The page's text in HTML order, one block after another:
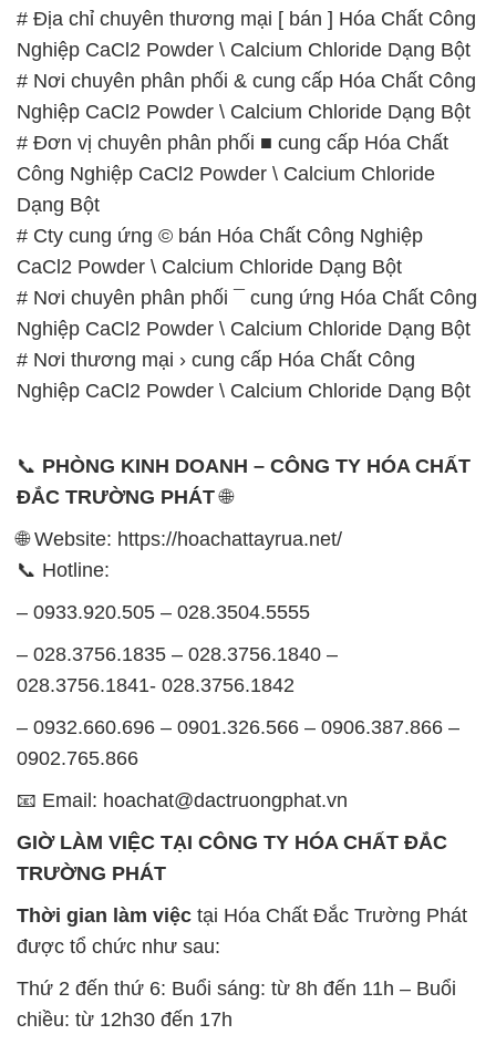
# Địa chỉ chuyên thương mại [ bán ] Hóa Chất Công
Nghiệp CaCl2 Powder \ Calcium Chloride Dạng Bột
# Nơi chuyên phân phối & cung cấp Hóa Chất Công
Nghiệp CaCl2 Powder \ Calcium Chloride Dạng Bột
# Đơn vị chuyên phân phối ■ cung cấp Hóa Chất
Công Nghiệp CaCl2 Powder \ Calcium Chloride
Dạng Bột
# Cty cung ứng © bán Hóa Chất Công Nghiệp
CaCl2 Powder \ Calcium Chloride Dạng Bột
# Nơi chuyên phân phối ¯ cung ứng Hóa Chất Công
Nghiệp CaCl2 Powder \ Calcium Chloride Dạng Bột
# Nơi thương mại › cung cấp Hóa Chất Công
Nghiệp CaCl2 Powder \ Calcium Chloride Dạng Bột
📞 PHÒNG KINH DOANH – CÔNG TY HÓA CHẤT
ĐẮC TRƯỜNG PHÁT🌐
🌐 Website: https://hoachattayrua.net/
📞 Hotline:
– 0933.920.505 – 028.3504.5555
– 028.3756.1835 – 028.3756.1840 –
028.3756.1841- 028.3756.1842
– 0932.660.696 – 0901.326.566 – 0906.387.866 –
0902.765.866
📧 Email: hoachat@dactruongphat.vn
GIỜ LÀM VIỆC TẠI CÔNG TY HÓA CHẤT ĐẮC
TRƯỜNG PHÁT
Thời gian làm việc tại Hóa Chất Đắc Trường Phát
được tổ chức như sau:
Thứ 2 đến thứ 6: Buổi sáng: từ 8h đến 11h – Buổi
chiều: từ 12h30 đến 17h